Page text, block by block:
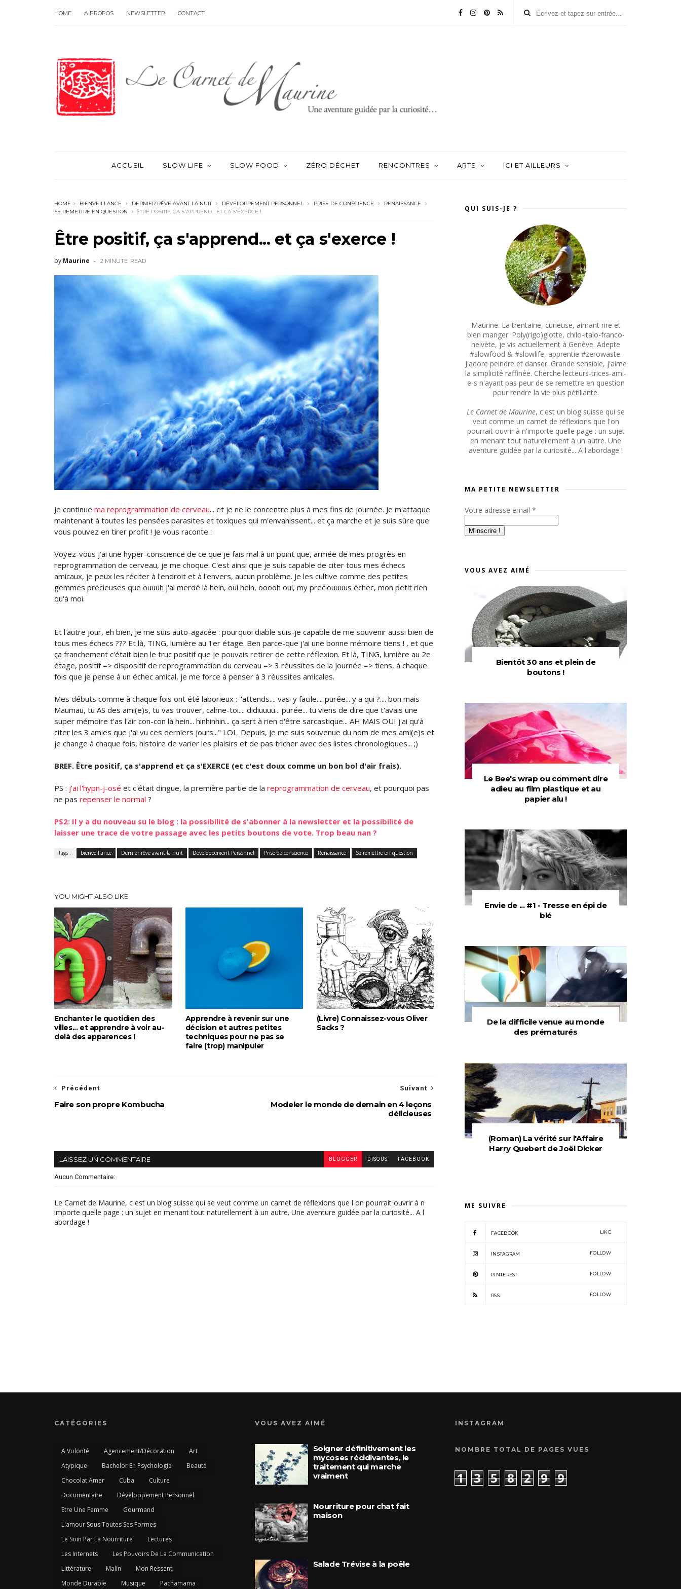
HOME A PROPOS NEWSLETTER CONTACT
ACCUEIL SLOW LIFE SLOW FOOD ZÉRO DÉCHET RENCONTRES ARTS ICI ET AILLEURS
HOME BIENVEILLANCE DERNIER RÊVE AVANT LA NUIT DÉVELOPPEMENT PERSONNEL PRISE DE CONSCIENCE
RENAISSANCE
SE REMETTRE EN QUESTION
ÊTRE POSITIF, ÇA S'APPREND... ET ÇA S'EXERCE !
Être positif, ça s'apprend... et ça s'exerce !
by Maurine 2 MINUTE READ
Je continue ma reprogrammation de cerveau... et je ne le concentre plus à mes fins de journée. Je m'attaque
maintenant à toutes les pensées parasites et toxiques qui m'envahissent... et ça marche et je suis sûre que
vous pouvez en tirer profit ! Je vous raconte :
Voyez-vous j'ai une hyper-conscience de ce que je fais mal à un point que, armée de mes progrès en
reprogrammation de cerveau, je me choque. C'est ainsi que je suis capable de citer tous mes échecs
amicaux, je peux les réciter à l'endroit et à l'envers, aucun problème. Je les cultive comme des petites
gemmes précieuses que ouuuh j'ai merdé là hein, oui hein, ooooh oui, my preciouuuus échec, mon petit rien
qu'à moi.
Et l'autre jour, eh bien, je me suis auto-agacée : pourquoi diable suis-je capable de me souvenir aussi bien de
tous mes échecs ??? Et là, TING, lumière au 1er étage. Ben parce-que j'ai une bonne mémoire tiens ! , et que
ça franchement c'était bien le truc positif que je pouvais retirer de cette réflexion. Et là, TING, lumière au 2e
étage, positif => dispositif de reprogrammation du cerveau => 3 réussites de la journée => tiens, à chaque
fois que je pense à un échec amical, je me force à penser à 3 réussites amicales.
Mes débuts comme à chaque fois ont été laborieux : "attends.... vas-y facile.... purée... y a qui ?.... bon mais
Maumau, tu AS des ami(e)s, tu vas trouver, calme-toi.... didiuuuu... purée... tu viens de dire que t'avais une
super mémoire t'as l'air con-con là hein... hinhinhin... ça sert à rien d'être sarcastique... AH MAIS OUI j'ai qu'à
citer les 3 amies que j'ai vu ces derniers jours..." LOL. Depuis, je me suis souvenue du nom de mes ami(e)s et
je change à chaque fois, histoire de varier les plaisirs et de pas tricher avec des listes chronologiques... ;)
BREF. Être positif, ça s'apprend et ça s'EXERCE (et c'est doux comme un bon bol d'air frais).
PS : j'ai l'hypn-j-osé et c'était dingue, la première partie de la reprogrammation de cerveau, et pourquoi pas
ne pas repenser le normal ?
PS2: Il y a du nouveau su le blog : la possibilité de s'abonner à la newsletter et la possibilité de
laisser une trace de votre passage avec les petits boutons de vote. Trop beau nan ?
Tags : bienveillance Dernier rêve avant la nuit Développement Personnel Prise de conscience Renaissance Se remettre en question
YOU MIGHT ALSO LIKE
Enchanter le quotidien des
villes... et apprendre à voir au-
delà des apparences !
Apprendre à revenir sur une
décision et autres petites
techniques pour ne pas se
faire (trop) manipuler
(Livre) Connaissez-vous Oliver
Sacks ?
Suivant
Modeler le monde de demain en 4 leçons
délicieuses
Précédent
Faire son propre Kombucha
LAISSEZ UN COMMENTAIRE BLOGGER DISQUS FACEBOOK
Aucun Commentaire:
Le Carnet de Maurine, c est un blog suisse qui se veut comme un carnet de réflexions que l on pourrait ouvrir à n
importe quelle page : un sujet en menant tout naturellement à un autre. Une aventure guidée par la curiosité... A l
abordage !
QUI SUIS-JE ?
Maurine. La trentaine, curieuse, aimant rire et
bien manger. Poly(rigo)glotte, chilo-italo-franco-
helvète, je vis actuellement à Genève. Adepte
#slowfood & #slowlife, apprentie #zerowaste.
J'adore peindre et danser. Grande sensible, j'aime
la simplicité raffinée. Cherche lecteurs-trices-ami-
e-s n'ayant pas peur de se remettre en question
pour rendre la vie plus pétillante.
Le Carnet de Maurine, c'est un blog suisse qui se
veut comme un carnet de réflexions que l'on
pourrait ouvrir à n'importe quelle page : un sujet
en menant tout naturellement à un autre. Une
aventure guidée par la curiosité... A l'abordage !
MA PETITE NEWSLETTER
Votre adresse email *
VOUS AVEZ AIMÉ
Bientôt 30 ans et plein de
boutons !
Le Bee's wrap ou comment dire
adieu au film plastique et au
papier alu !
Envie de ... #1 - Tresse en épi de
blé
De la difficile venue au monde
des prématurés
(Roman) La vérité sur l'Affaire
Harry Quebert de Joël Dicker
ME SUIVRE
FACEBOOK LIKE
INSTAGRAM FOLLOW
PINTEREST FOLLOW
RSS FOLLOW
CATÉGORIES
A Volonté Agencement/Décoration
Art
Atypique
Bachelor En Psychologie
Beauté
Chocolat Amer
Cuba
Culture
Documentaire
Développement Personnel
Etre Une Femme
Gourmand
L'amour Sous Toutes Ses Formes
Le Soin Par La Nourriture
Lectures
Les Internets
Les Pouvoirs De La Communication
Littérature
Malin
Mon Ressenti
Monde Durable
Musique Pachamama
VOUS AVEZ AIMÉ
Soigner définitivement les
mycoses récidivantes, le
traitement qui marche
vraiment
Nourriture pour chat fait
maison
Salade Trévise à la poêle
INSTAGRAM
NOMBRE TOTAL DE PAGES VUES
1 3 5 8 2 9 9